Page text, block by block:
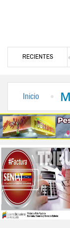
RECIENTES
y se conocieron
Inicio